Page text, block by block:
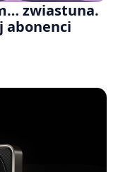
zwiastuna.
abonenci